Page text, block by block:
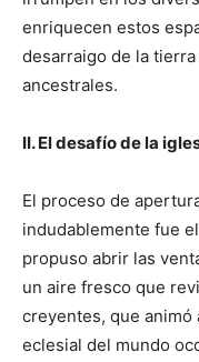
enriquecen estos
desarraigo de la
ancestrales.
II. El desafío de la
El proceso de
indudablemente fue
propuso abrir las
un aire fresco que
creyentes, que animó
eclesial del mundo